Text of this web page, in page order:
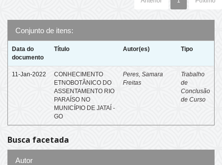
Conjunto de itens:
Data do
documento
Título Autor(es) Tipo
11-Jan-2022
CONHECIMENTO
ETNOBOTÂNICO DO
ASSENTAMENTO RIO
PARAÍSO NO
MUNICÍPIO DE JATAÍ -
GO
Peres, Samara
Freitas
Trabalho
de
Conclusão
de Curso
Busca facetada
Autor